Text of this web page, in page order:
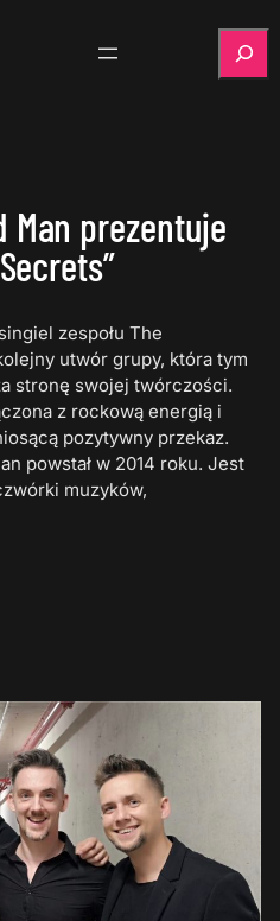
Man prezentuje
zespołu The
utwór grupy, która tym
stronę swojej twórczości.
z rockową energią i
pozytywny przekaz.
powstał w 2014 roku. Jest
muzyków,